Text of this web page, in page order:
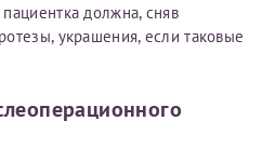
должна, сняв
украшения, если таковые